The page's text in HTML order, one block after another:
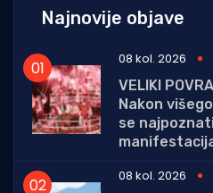
Najnovije objave
08 kol. 2026
VELIKI
Nakon
se
08 kol. 2026